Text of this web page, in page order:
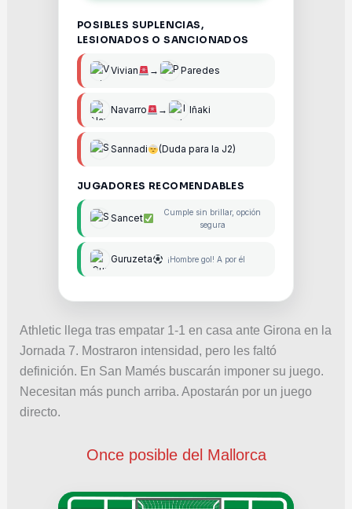
POSIBLES SUPLENCIAS,
LESIONADOS O SANCIONADOS
Vivian → Paredes
Navarro → Iñaki
Sannadi (Duda para la J2)
JUGADORES RECOMENDABLES
Sancet
Cumple sin brillar, opción
segura
Guruzeta ¡Hombre gol! A por él
Athletic llega tras empatar 1-1 en casa ante Girona en la
Jornada 7. Mostraron intensidad, pero les faltó
definición. En San Mamés buscarán imponer su juego.
Necesitan más punch arriba. Apostarán por un juego
directo.
Once posible del Mallorca